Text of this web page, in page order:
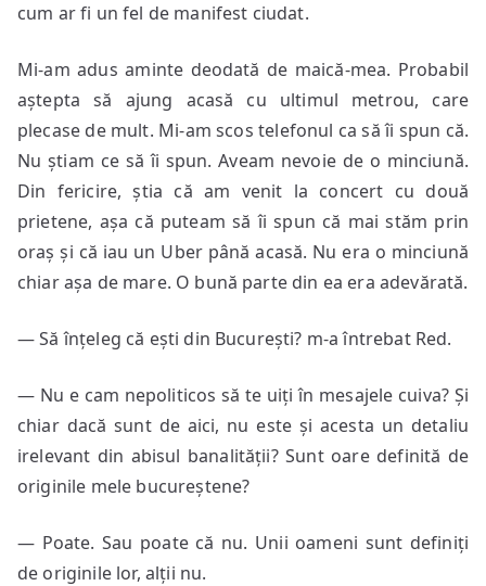
cum ar fi un fel de manifest ciudat.
Mi-am adus aminte deodată de maică-mea. Probabil
aștepta să ajung acasă cu ultimul metrou, care
plecase de mult. Mi-am scos telefonul ca să îi spun că.
Nu știam ce să îi spun. Aveam nevoie de o minciună.
Din fericire, știa că am venit la concert cu două
prietene, așa că puteam să îi spun că mai stăm prin
oraș și că iau un Uber până acasă. Nu era o minciună
chiar așa de mare. O bună parte din ea era adevărată.
— Să înțeleg că ești din București? m-a întrebat Red.
— Nu e cam nepoliticos să te uiți în mesajele cuiva? Și
chiar dacă sunt de aici, nu este și acesta un detaliu
irelevant din abisul banalității? Sunt oare definită de
originile mele bucureștene?
— Poate. Sau poate că nu. Unii oameni sunt definiți
de originile lor, alții nu.